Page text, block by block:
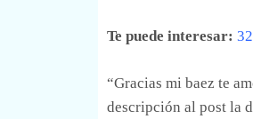
Te puede interesar:
“Gracias mi baez te
descripción al post la